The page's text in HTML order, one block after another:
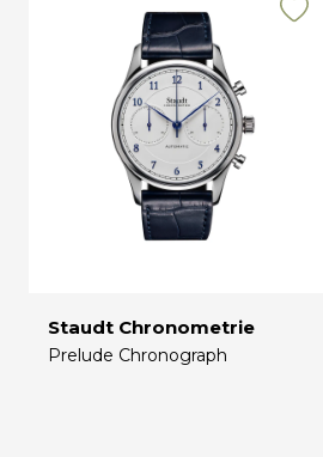
Staudt Chronometrie
Prelude Chronograph